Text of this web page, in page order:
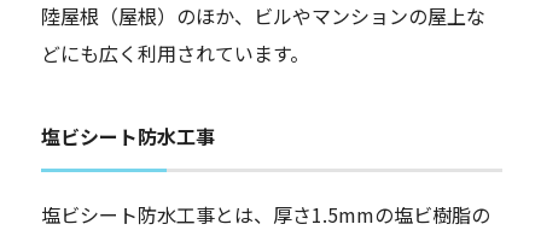
陸屋根（屋根）のほか、ビルやマンションの屋上な
どにも広く利用されています。
塩ビシート防水工事
塩ビシート防水工事とは、厚さ1.5mmの塩ビ樹脂の